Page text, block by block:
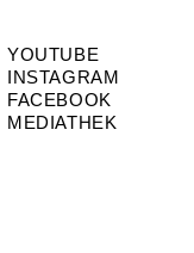
YOUTUBE
INSTAGRAM
FACEBOOK
MEDIATHEK